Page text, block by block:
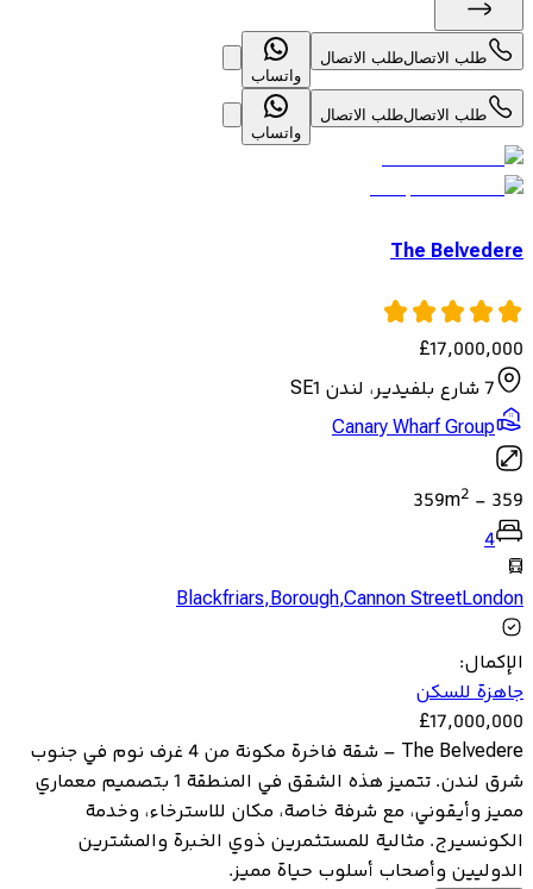
طلب الاتصالطلب الاتصال
واتساب
طلب الاتصالطلب الاتصال
واتساب
The Belvedere
£17,000,000
7 شارع بلفيدير، لندن SE1
Canary Wharf Group
359
-
359m2
4
Blackfriars,Borough,Cannon StreetLondon
الإكمال:
جاهزة للسكن
£17,000,000
The Belvedere – شقة فاخرة مكونة من 4 غرف نوم في جنوب
شرق لندن. تتميز هذه الشقق في المنطقة 1 بتصميم معماري
مميز وأيقوني، مع شرفة خاصة، مكان للاسترخاء، وخدمة
الكونسيرج. مثالية للمستثمرين ذوي الخبرة والمشترين
الدوليين وأصحاب أسلوب حياة مميز.